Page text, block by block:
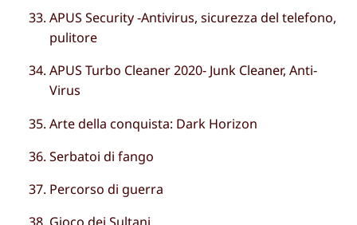
APUS Security -Antivirus, sicurezza del telefono,
pulitore
APUS Turbo Cleaner 2020- Junk Cleaner, Anti-
Virus
Arte della conquista: Dark Horizon
Serbatoi di fango
Percorso di guerra